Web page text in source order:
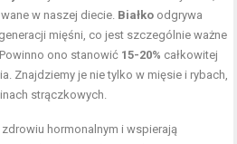
w naszej diecie. Białko odgrywa
mięśni, co jest szczególnie ważne
ono stanowić 15-20% całkowitej
Znajdziemy je nie tylko w mięsie i rybach,
strączkowych.
zdrowiu hormonalnym i wspierają